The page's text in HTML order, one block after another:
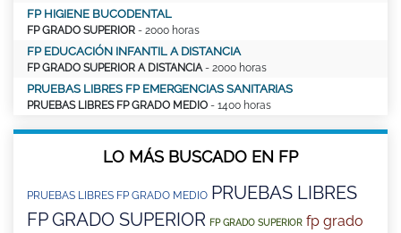
FP HIGIENE BUCODENTAL
FP GRADO SUPERIOR - 2000 horas
FP EDUCACIÓN INFANTIL A DISTANCIA
FP GRADO SUPERIOR A DISTANCIA - 2000 horas
PRUEBAS LIBRES FP EMERGENCIAS SANITARIAS
PRUEBAS LIBRES FP GRADO MEDIO - 1400 horas
LO MÁS BUSCADO EN FP
PRUEBAS LIBRES FP GRADO MEDIO PRUEBAS LIBRES
FP GRADO SUPERIOR
FP GRADO SUPERIOR fp grado